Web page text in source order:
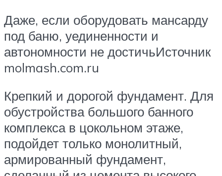
Даже, если оборудовать мансарду
под баню, уединенности и
автономности не достичьИсточник
molmash.com.ru
Крепкий и дорогой фундамент. Для
обустройства большого банного
комплекса в цокольном этаже,
подойдет только монолитный,
армированный фундамент,